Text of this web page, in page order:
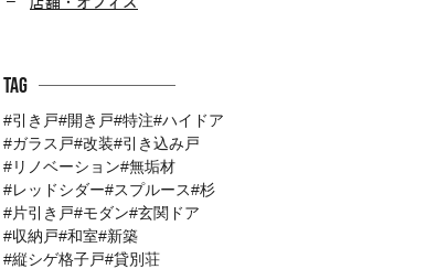
Tag
引き戸 開き戸 特注 ハイドア
ガラス戸 改装
引き込み戸
リノベーション 無垢材
レッドシダー
スプルース
杉
片引き戸
モダン 玄関ドア
収納戸 和室
新築
縦シゲ格子戸 貸別荘